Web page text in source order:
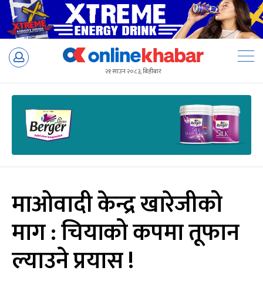
Skip
२१ साउन २०८३, बिहीबार
माओवादी केन्द्र खारेजीको
माग : चियाको कपमा तूफान
ल्याउने प्रयास !